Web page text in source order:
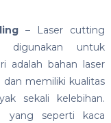
– Laser cutting
digunakan untuk
adalah bahan laser
memiliki kualitas
sekali kelebihan.
yang seperti kaca